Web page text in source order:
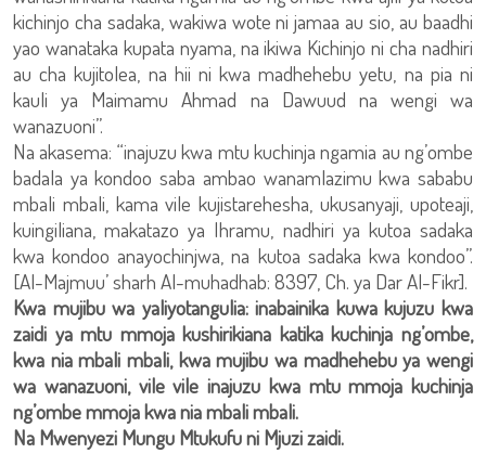
kichinjo cha sadaka, wakiwa wote ni jamaa au sio, au baadhi
yao wanataka kupata nyama, na ikiwa Kichinjo ni cha nadhiri
au cha kujitolea, na hii ni kwa madhehebu yetu, na pia ni
kauli ya Maimamu Ahmad na Dawuud na wengi wa
wanazuoni”.
Na akasema: “inajuzu kwa mtu kuchinja ngamia au ng’ombe
badala ya kondoo saba ambao wanamlazimu kwa sababu
mbali mbali, kama vile kujistarehesha, ukusanyaji, upoteaji,
kuingiliana, makatazo ya Ihramu, nadhiri ya kutoa sadaka
kwa kondoo anayochinjwa, na kutoa sadaka kwa kondoo”.
[Al-Majmuu’ sharh Al-muhadhab: 8397, Ch. ya Dar Al-Fikr].
Kwa mujibu wa yaliyotangulia: inabainika kuwa kujuzu kwa
zaidi ya mtu mmoja kushirikiana katika kuchinja ng’ombe,
kwa nia mbali mbali, kwa mujibu wa madhehebu ya wengi
wa wanazuoni, vile vile inajuzu kwa mtu mmoja kuchinja
ng’ombe mmoja kwa nia mbali mbali.
Na Mwenyezi Mungu Mtukufu ni Mjuzi zaidi.